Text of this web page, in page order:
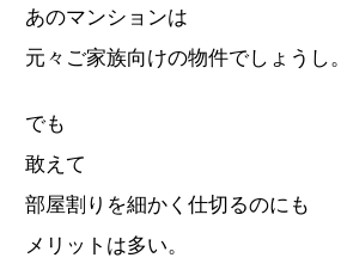
あのマンションは
元々ご家族向けの物件でしょうし。
でも
敢えて
部屋割りを細かく仕切るのにも
メリットは多い。